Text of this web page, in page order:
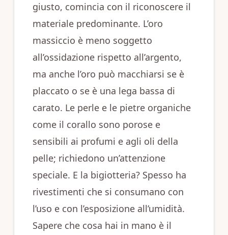
giusto, comincia con il riconoscere il
materiale predominante. L’oro
massiccio è meno soggetto
all’ossidazione rispetto all’argento,
ma anche l’oro può macchiarsi se è
placcato o se è una lega bassa di
carato. Le perle e le pietre organiche
come il corallo sono porose e
sensibili ai profumi e agli oli della
pelle; richiedono un’attenzione
speciale. E la bigiotteria? Spesso ha
rivestimenti che si consumano con
l’uso e con l’esposizione all’umidità.
Sapere che cosa hai in mano è il